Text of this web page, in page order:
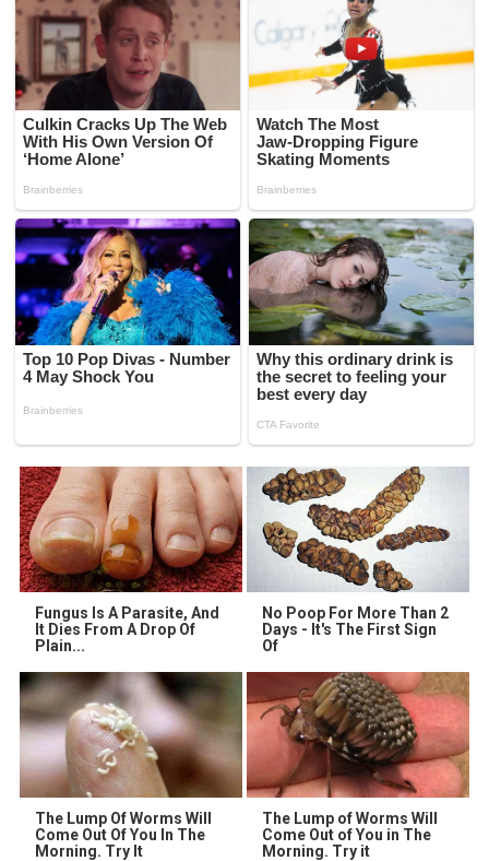
Fungus Is A Parasite, And
It Dies From A Drop Of
Plain...
No Poop For More Than 2
Days - It's The First Sign
Of
The Lump Of Worms Will
Come Out Of You In The
Morning. Try It
The Lump of Worms Will
Come Out of You in The
Morning. Try it